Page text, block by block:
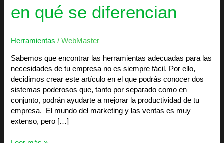
en qué se diferencian
Herramientas /WebMaster
Sabemos que encontrar las herramientas adecuadas para las
necesidades de tu empresa no es siempre fácil. Por ello,
decidimos crear este artículo en el que podrás conocer dos
sistemas poderosos que, tanto por separado como en
conjunto, podrán ayudarte a mejorar la productividad de tu
empresa. El mundo del marketing y las ventas es muy
extenso, pero […]
y
se
diferencian